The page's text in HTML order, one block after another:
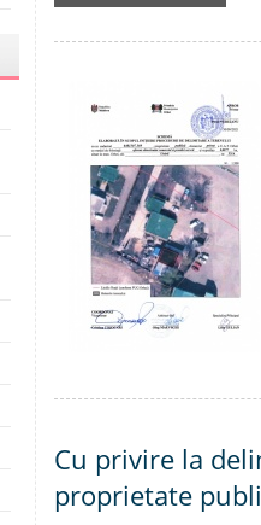
Cu privire la
proprietate